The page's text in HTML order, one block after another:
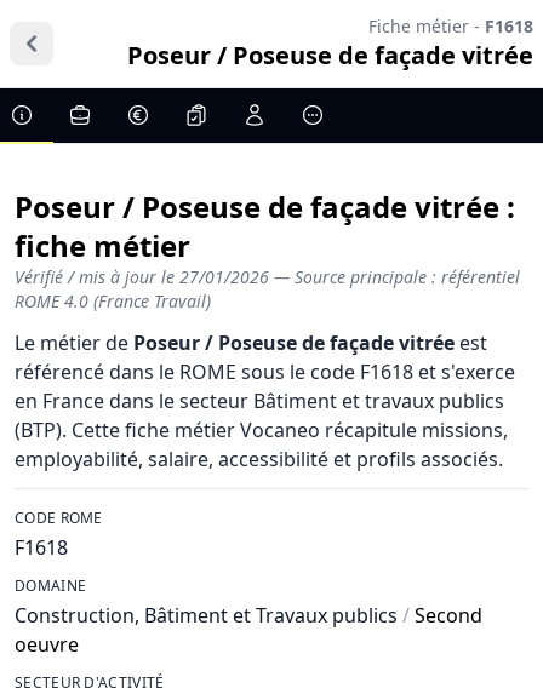
Fiche métier - F1618
Poseur / Poseuse de façade vitrée
Poseur / Poseuse de façade vitrée :
fiche métier
Vérifié / mis à jour le 27/01/2026 — Source principale : référentiel
ROME 4.0 (France Travail)
Le métier de Poseur / Poseuse de façade vitrée est
référencé dans le ROME sous le code F1618 et s'exerce
en France dans le secteur Bâtiment et travaux publics
(BTP). Cette fiche métier Vocaneo récapitule missions,
employabilité, salaire, accessibilité et profils associés.
CODE ROME
F1618
DOMAINE
Construction, Bâtiment et Travaux publics /Second
oeuvre
SECTEUR D'ACTIVITÉ